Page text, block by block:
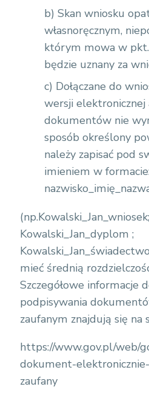
b) Skan wniosku
własnoręcznym,
którym mowa w
będzie uznany za
c) Dołączane do
wersji elektronicznej
dokumentów nie
sposób określony
należy zapisać pod
imieniem w
(np.Kowalski_Jan_wniosek;
Kowalski_Jan_dyplom ;
mieć średnią
Szczegółowe informacje
podpisywania
zaufanym znajdują się na
https://www.gov.pl/web/
dokument-
zaufany